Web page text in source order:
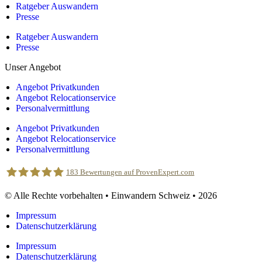
Ratgeber Auswandern
Presse
Ratgeber Auswandern
Presse
Unser Angebot
Angebot Privatkunden
Angebot Relocationservice
Personalvermittlung
Angebot Privatkunden
Angebot Relocationservice
Personalvermittlung
183 Bewertungen auf ProvenExpert.com
© Alle Rechte vorbehalten • Einwandern Schweiz • 2026
Impressum
Datenschutzerklärung
Impressum
Datenschutzerklärung